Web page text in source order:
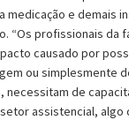
medicação e demais
“Os profissionais da
causado por
ou simplesmente
necessitam de
assistencial, algo